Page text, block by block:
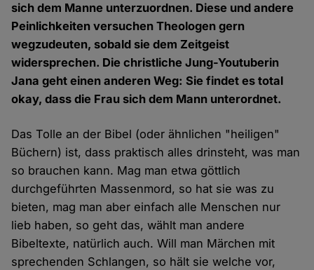
sich dem Manne unterzuordnen. Diese und andere
Peinlichkeiten versuchen Theologen gern
wegzudeuten, sobald sie dem Zeitgeist
widersprechen. Die christliche Jung-Youtuberin
Jana geht einen anderen Weg: Sie findet es total
okay, dass die Frau sich dem Mann unterordnet.
Das Tolle an der Bibel (oder ähnlichen "heiligen"
Büchern) ist, dass praktisch alles drinsteht, was man
so brauchen kann. Mag man etwa göttlich
durchgeführten Massenmord, so hat sie was zu
bieten, mag man aber einfach alle Menschen nur
lieb haben, so geht das, wählt man andere
Bibeltexte, natürlich auch. Will man Märchen mit
sprechenden Schlangen, so hält sie welche vor,